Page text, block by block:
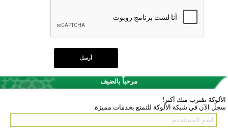
مرحباً بالضيف
الألوكة تقترب منك أكثر!
سجل الآن في شبكة الألوكة للتمتع بخدمات مميزة.